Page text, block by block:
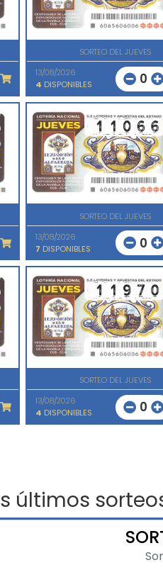
SORTEO DEL JUEVES
13/08/2026
4 DISPONIBLES 0
SORTEO DEL JUEVES
13/08/2026
7 DISPONIBLES 0
SORTEO DEL JUEVES
13/08/2026
4 DISPONIBLES 0
últimos